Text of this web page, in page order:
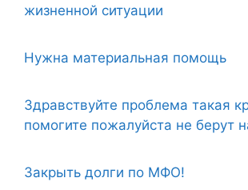
жизненной ситуации
Нужна материальная помощь
Здравствуйте проблема такая
помогите пожалуйста не берут
Закрыть долги по МФО!